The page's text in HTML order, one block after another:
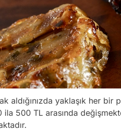
aldığınızda yaklaşık her bir
ila 500 TL arasında